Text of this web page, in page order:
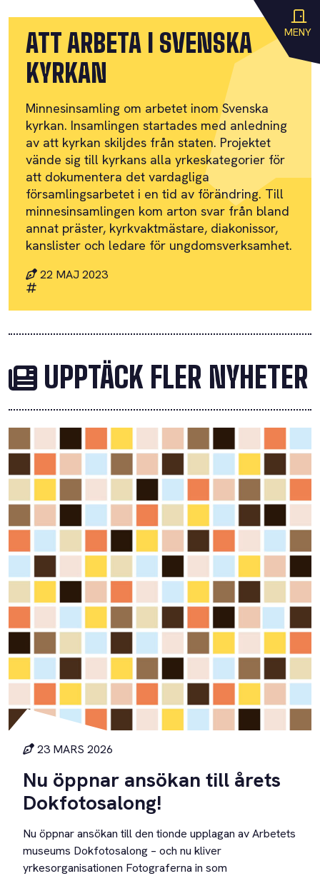
MENY
ATT ARBETA I SVENSKA
KYRKAN
Minnesinsamling om arbetet inom Svenska
kyrkan. Insamlingen startades med anledning
av att kyrkan skiljdes från staten. Projektet
vände sig till kyrkans alla yrkeskategorier för
att dokumentera det vardagliga
församlingsarbetet i en tid av förändring. Till
minnesinsamlingen kom arton svar från bland
annat präster, kyrkvaktmästare, diakonissor,
kanslister och ledare för ungdomsverksamhet.
22 MAJ 2023
UPPTÄCK FLER NYHETER
23 MARS 2026
Nu öppnar ansökan till årets
Dokfotosalong!
Nu öppnar ansökan till den tionde upplagan av Arbetets
museums Dokfotosalong – och nu kliver
yrkesorganisationen Fotograferna in som